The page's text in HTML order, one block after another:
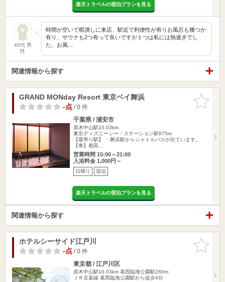
楽天トラベルの宿泊プランを見る
40代 男
性
時間が空いて暇潰しに来店、駅近で利便性が有りお風呂も幾つか
有り、サウナも2つ有って良いですが１つは私には熱過ぎでし
た。お風…
関連情報から探す
お気に入
りに追加
GRAND MONday Resort 東京ベイ舞浜
-点/ 0 件
千葉県 / 浦安市
原木中山駅10.03km
東京ディズニーシー・ステーション駅875m
【最寄り駅】 ・舞浜駅からシャトルバスが出ています。
【車】都高…
営業時間 15:00～21:00
入浴料金 1,000円～
日帰り 宿泊
楽天トラベルの宿泊プランを見る
関連情報から探す
お気に入
りに追加
ホテルシーサイド江戸川
-点/ 0 件
東京都 / 江戸川区
原木中山駅10.03km 葛西臨海公園駅260m
ＪＲ京葉線 葛西臨海公園駅から徒歩4分